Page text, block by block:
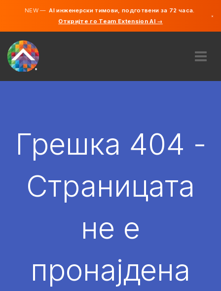
NEW —AI инженерски тимови, подготвени за 72 часа.
Откријте го Team Extension AI →
×
АНГАЖИРАЈ
Грешка 404 -
Страницата
не е
пронајдена